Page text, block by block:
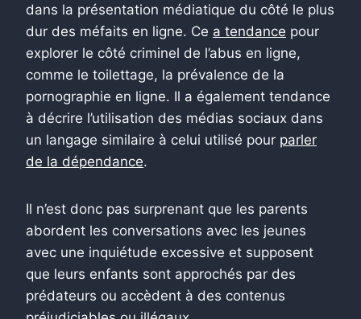
dans la présentation médiatique du côté le plus
dur des méfaits en ligne. Ce a tendance pour
explorer le côté criminel de l’abus en ligne,
comme le toilettage, la prévalence de la
pornographie en ligne. Il a également tendance
à décrire l’utilisation des médias sociaux dans
un langage similaire à celui utilisé pour parler
de la dépendance.
Il n’est donc pas surprenant que les parents
abordent les conversations avec les jeunes
avec une inquiétude excessive et supposent
que leurs enfants sont approchés par des
prédateurs ou accèdent à des contenus